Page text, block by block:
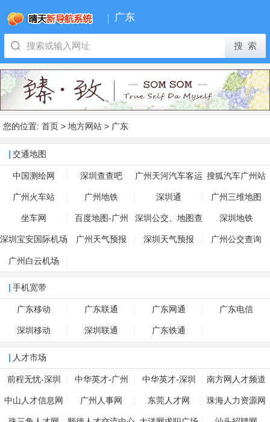
广东
您的位置: 首页 > 地方网站 > 广东
交通地图
中国测绘网 深圳查查吧 广州天河汽车客运
站
搜狐汽车广州站
广州火车站 广州地铁 深圳通 广州三维地图
坐车网 百度地图-广州 深圳公交、地图查
询
深圳地铁
深圳宝安国际机场 广州天气预报 深圳天气预报 广州公交查询
广州白云机场
手机宽带
广东移动 广东联通 广东网通 广东电信
深圳移动 深圳联通 广东铁通
人才市场
前程无忧-深圳 中华英才-广州 中华英才-深圳 南方网人才频道
中山人才信息网 广州人事网 东莞人才网 珠海人力资源网